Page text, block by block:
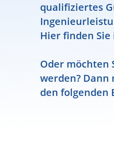
qualifiziertes
Hier finden
Oder möchten
werden?
den folgenden